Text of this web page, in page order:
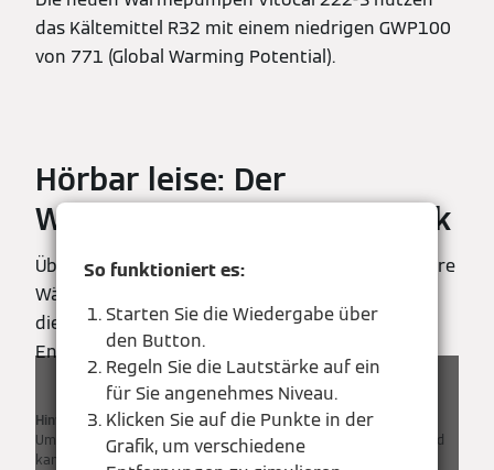
das Kältemittel R32 mit einem niedrigen GWP100
von 771 (Global Warming Potential).
Hörbar leise: Der
Wärmepumpen-Soundcheck
Überzeugen Sie sich selbst davon, wie leise unsere
Wärmepumpen im Betrieb sind – und testen Sie
die Lautstärke interaktiv aus verschiedenen
Entfernungen.
Hinweis
: Die tatsächliche Lautstärke kann je nach Modell und
Umgebung variieren. Die Simulation vermittelt einen Eindruck und
kann die Vor-Ort-Bedingungen nicht exakt wiedergeben.
So funktioniert es:
Starten Sie die Wiedergabe über
den Button.
Regeln Sie die Lautstärke auf ein
für Sie angenehmes Niveau.
Klicken Sie auf die Punkte in der
Grafik, um verschiedene